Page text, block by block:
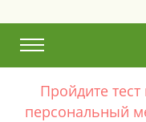
Пройдите
персональный